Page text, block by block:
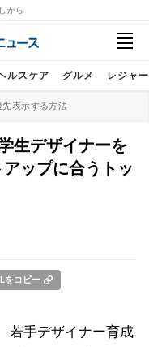
から
ルスケア グルメ レジャー
表示する方法
生デザイナーを
ップに合うトッ
をコピー
若手デザイナー育成